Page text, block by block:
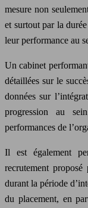
mesure non
et surtout par la
leur performance au
Un cabinet
détaillées sur le
données sur
progression au
performances de
Il est également
recrutement
durant la période
du placement, en